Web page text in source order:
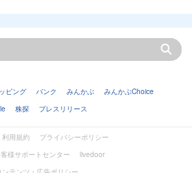
ピング バンク みんかぶ
みんかぶChoice
株探 プレスリリース
利用規約
プライバシーポリシー
様サポートセンター
livedoor